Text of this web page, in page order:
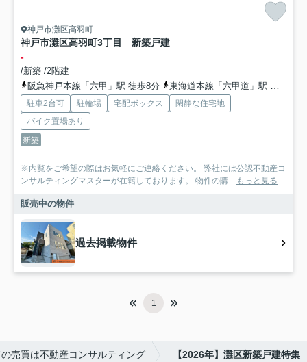
神戸市灘区高羽町
神戸市灘区高羽町3丁目 新築戸建
-
/新築 /2階建
阪急神戸本線「六甲」駅 徒歩8分
東海道本線「六甲道」駅 徒歩15分
駐車2台可 駐輪場 宅配ボックス
閑静な住宅地
バイク置場あり
新築
※内覧をご希望の際はお気軽にご連絡ください。 弊社には公認不動産コ
ンサルティングマスターが在籍しております。 物件の購... もっと見る
販売中の物件
過去掲載物件
1
売買は不動産コンサルティング 【2026年】灘区新築戸建特集